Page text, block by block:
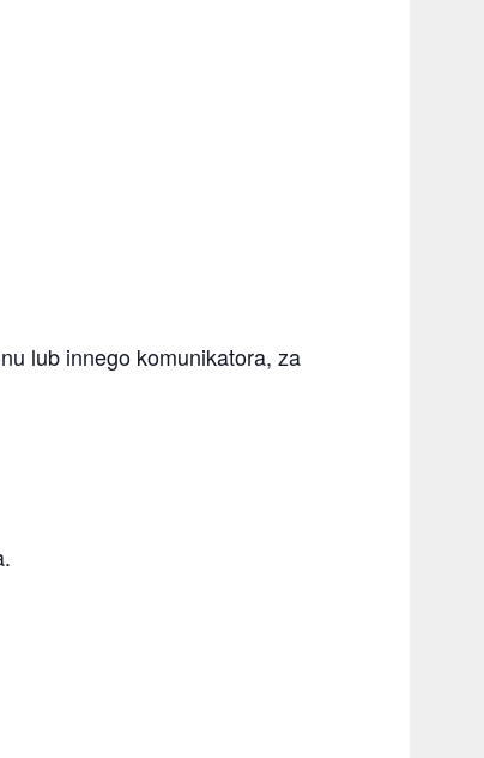
lub innego komunikatora, za